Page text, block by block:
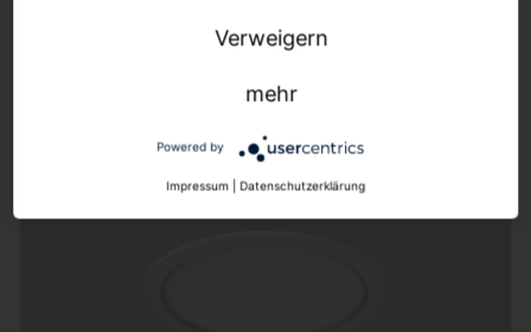
Standardanwendungen mit hoher Effizienz
Verweigern
mehr
Powered by
Impressum | Datenschutzerklärung